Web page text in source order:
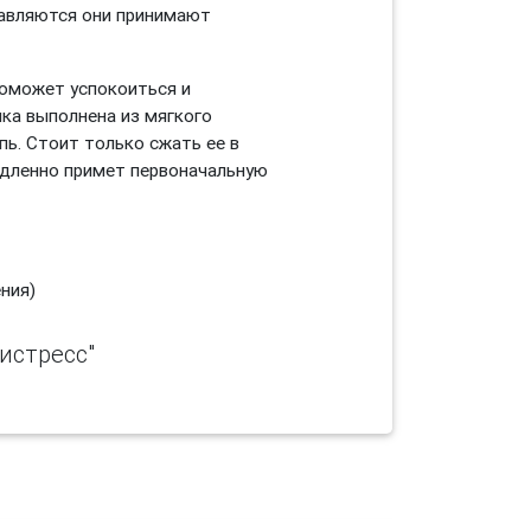
они принимают
успокоиться и
выполнена из мягкого
Стоит только сжать ее в
примет первоначальную